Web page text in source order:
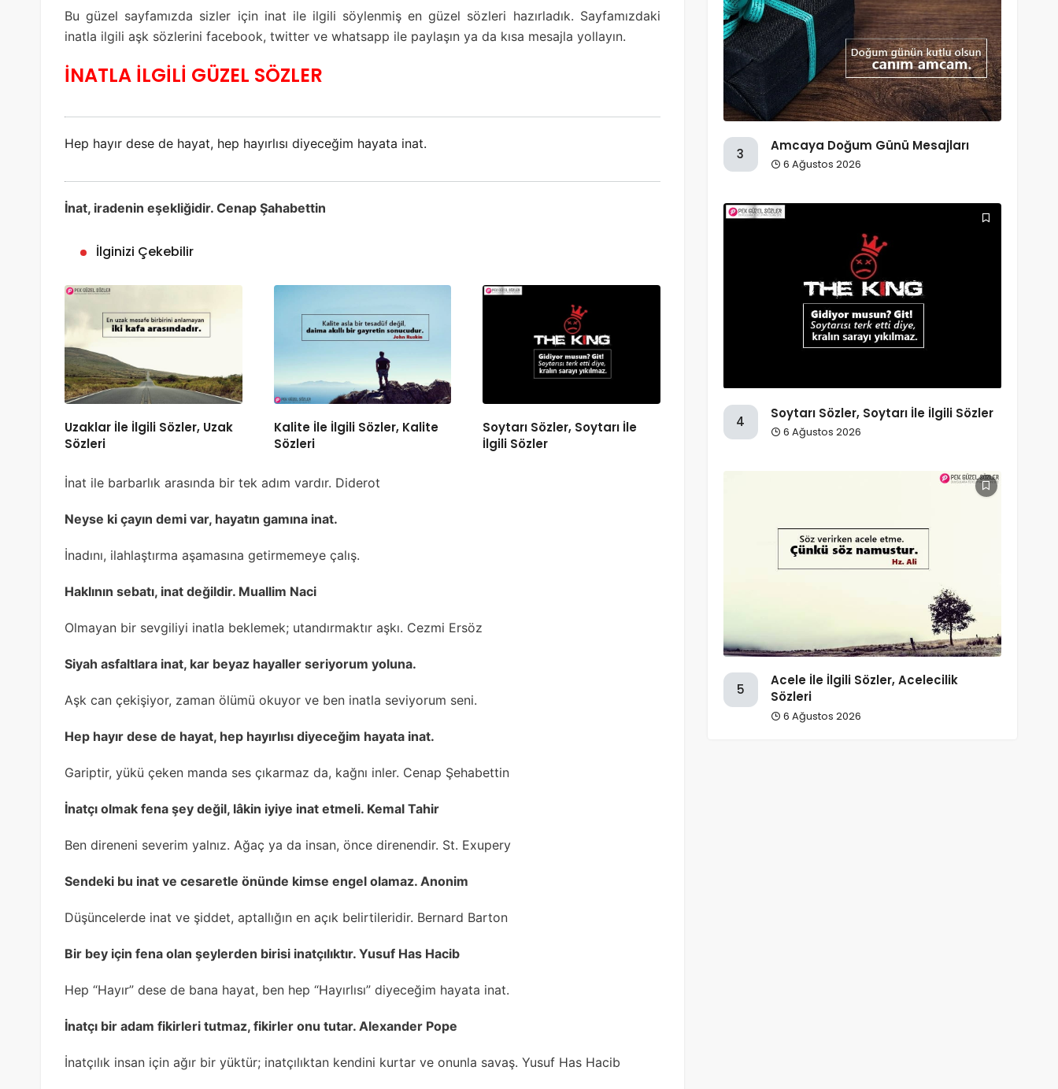
Bu güzel sayfamızda sizler için inat ile ilgili söylenmiş en güzel sözleri hazırladık. Sayfamızdaki
inatla ilgili aşk sözlerini facebook, twitter ve whatsapp ile paylaşın ya da kısa mesajla yollayın.
İNATLA İLGİLİ GÜZEL SÖZLER
Hep hayır dese de hayat, hep hayırlısı diyeceğim hayata inat.
İnat, iradenin eşekliğidir. Cenap Şahabettin
İlginizi Çekebilir
Uzaklar İle İlgili Sözler, Uzak
Sözleri
Kalite İle İlgili Sözler, Kalite
Sözleri
Soytarı Sözler, Soytarı İle
İlgili Sözler
İnat ile barbarlık arasında bir tek adım vardır. Diderot
Neyse ki çayın demi var, hayatın gamına inat.
İnadını, ilahlaştırma aşamasına getirmemeye çalış.
Haklının sebatı, inat değildir. Muallim Naci
Olmayan bir sevgiliyi inatla beklemek; utandırmaktır aşkı. Cezmi Ersöz
Siyah asfaltlara inat, kar beyaz hayaller seriyorum yoluna.
Aşk can çekişiyor, zaman ölümü okuyor ve ben inatla seviyorum seni.
Hep hayır dese de hayat, hep hayırlısı diyeceğim hayata inat.
Gariptir, yükü çeken manda ses çıkarmaz da, kağnı inler. Cenap Şehabettin
İnatçı olmak fena şey değil, lâkin iyiye inat etmeli. Kemal Tahir
Ben direneni severim yalnız. Ağaç ya da insan, önce direnendir. St. Exupery
Sendeki bu inat ve cesaretle önünde kimse engel olamaz. Anonim
Düşüncelerde inat ve şiddet, aptallığın en açık belirtileridir. Bernard Barton
Bir bey için fena olan şeylerden birisi inatçılıktır. Yusuf Has Hacib
Hep “Hayır” dese de bana hayat, ben hep “Hayırlısı” diyeceğim hayata inat.
İnatçı bir adam fikirleri tutmaz, fikirler onu tutar. Alexander Pope
İnatçılık insan için ağır bir yüktür; inatçılıktan kendini kurtar ve onunla savaş. Yusuf Has Hacib
3
Amcaya Doğum Günü Mesajları
6 Ağustos 2026
4
Soytarı Sözler, Soytarı İle İlgili Sözler
6 Ağustos 2026
5
Acele İle İlgili Sözler, Acelecilik
Sözleri
6 Ağustos 2026